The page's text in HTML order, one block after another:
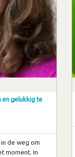
en gelukkig te
de weg om
moment. In